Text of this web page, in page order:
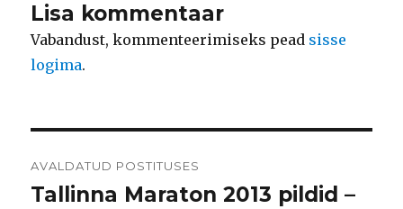
Lisa kommentaar
Vabandust, kommenteerimiseks pead sisse
logima.
AVALDATUD POSTITUSES
Tallinna Maraton 2013 pildid –